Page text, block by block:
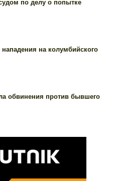
по делу о попытке
на колумбийского
обвинения против бывшего